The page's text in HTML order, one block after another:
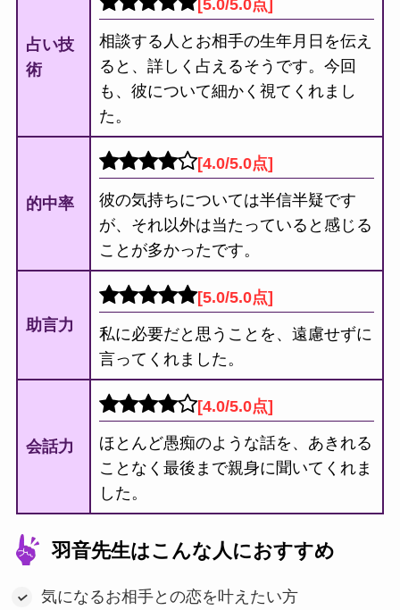
占い技
術
[5.0/5.0点]
相談する人とお相手の生年月日を伝え
ると、詳しく占えるそうです。今回
も、彼について細かく視てくれまし
た。
的中率
[4.0/5.0点]
彼の気持ちについては半信半疑です
が、それ以外は当たっていると感じる
ことが多かったです。
助言力
[5.0/5.0点]
私に必要だと思うことを、遠慮せずに
言ってくれました。
会話力
[4.0/5.0点]
ほとんど愚痴のような話を、あきれる
ことなく最後まで親身に聞いてくれま
した。
羽音先生はこんな人におすすめ
気になるお相手との恋を叶えたい方